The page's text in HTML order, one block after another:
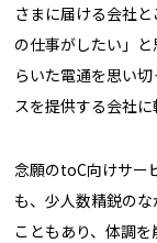
さまに届ける会社
の仕事がしたい」
らいた電通を思い
スを提供する会社に
念願のtoC向けサー
も、少人数精鋭の
こともあり、体調